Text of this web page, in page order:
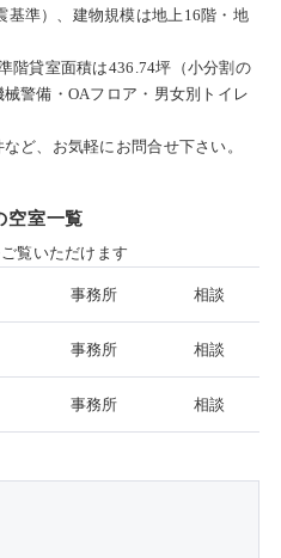
基準）、建物規模は地上16階・地
階貸室面積は436.74坪（小分割の
警備・OAフロア・男女別トイレ
ど、お気軽にお問合せ下さい。
空室一覧
覧いただけます
事務所 相談
事務所 相談
事務所 相談